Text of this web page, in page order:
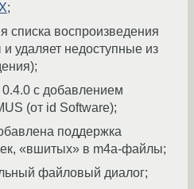
;
списка воспроизведения
удаляет недоступные из
с добавлением
(от id Software);
поддержка
«вшитых» в m4a-файлы;
файловый диалог;